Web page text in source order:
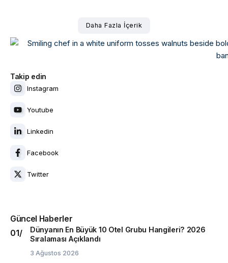
Takip edin
Instagram
Youtube
Linkedin
Facebook
Twitter
Daha Fazla İçerik
Güncel Haberler
Dünyanın En Büyük 10 Otel Grubu Hangileri? 2026
Sıralaması Açıklandı
3 Ağustos 2026